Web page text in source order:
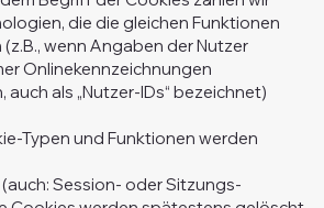
die die gleichen Funktionen
wenn Angaben der Nutzer
Onlinekennzeichnungen
als „Nutzer-IDs“ bezeichnet)
Typen und Funktionen werden
Session- oder Sitzungs-